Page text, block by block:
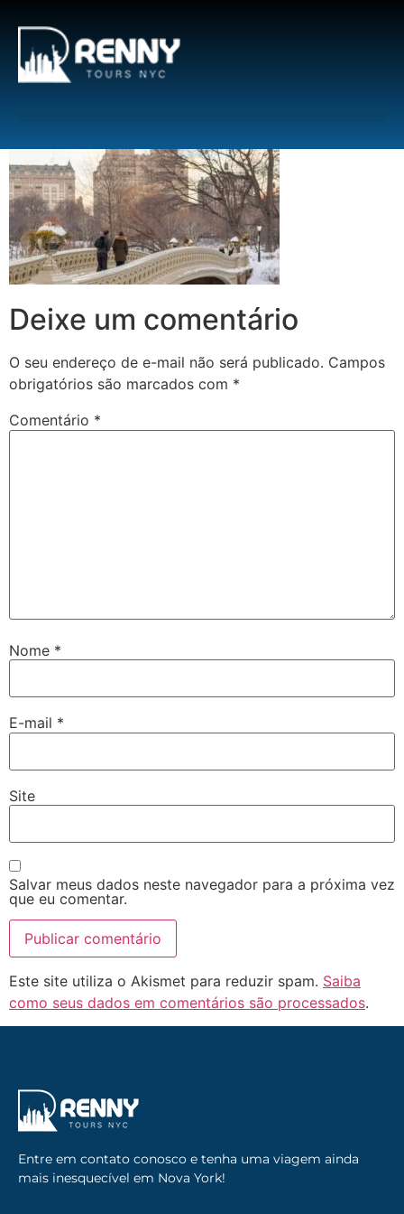
Deixe um comentário
O seu endereço de e-mail não será publicado. Campos
obrigatórios são marcados com *
Comentário *
Nome *
E-mail *
Site
Salvar meus dados neste navegador para a próxima vez
que eu comentar.
Este site utiliza o Akismet para reduzir spam. Saiba
como seus dados em comentários são processados.
Entre em contato conosco e tenha uma viagem ainda
mais inesquecível em Nova York!